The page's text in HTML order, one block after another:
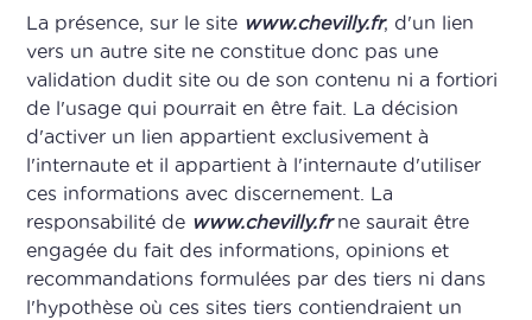
La présence, sur le site www.chevilly.fr, d'un lien
vers un autre site ne constitue donc pas une
validation dudit site ou de son contenu ni a fortiori
de l'usage qui pourrait en être fait. La décision
d'activer un lien appartient exclusivement à
l'internaute et il appartient à l'internaute d'utiliser
ces informations avec discernement. La
responsabilité de www.chevilly.frne saurait être
engagée du fait des informations, opinions et
recommandations formulées par des tiers ni dans
l'hypothèse où ces sites tiers contiendraient un